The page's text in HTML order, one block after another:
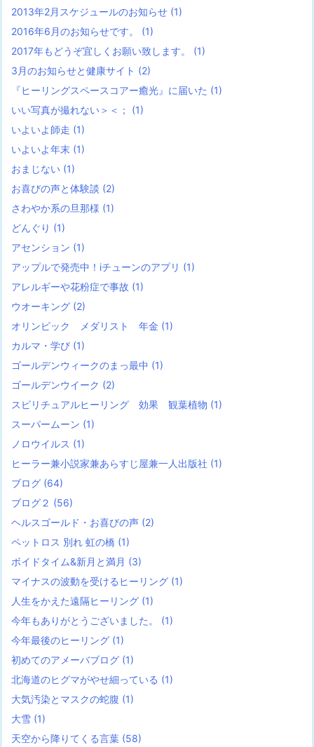
2013年2月スケジュールのお知らせ (1)
2016年6月のお知らせです。 (1)
2017年もどうぞ宜しくお願い致します。 (1)
3月のお知らせと健康サイト (2)
『ヒーリングスペースコアー癒光』に届いた (1)
いい写真が撮れない＞＜； (1)
いよいよ師走 (1)
いよいよ年末 (1)
おまじない (1)
お喜びの声と体験談 (2)
さわやか系の旦那様 (1)
どんぐり (1)
アセンション (1)
アップルで発売中！iチューンのアプリ (1)
アレルギーや花粉症で事故 (1)
ウオーキング (2)
オリンピック メダリスト 年金 (1)
カルマ・学び (1)
ゴールデンウィークのまっ最中 (1)
ゴールデンウイーク (2)
スピリチュアルヒーリング 効果 観葉植物 (1)
スーパームーン (1)
ノロウイルス (1)
ヒーラー兼小説家兼あらすじ屋兼一人出版社 (1)
ブログ (64)
ブログ２ (56)
ヘルスゴールド・お喜びの声 (2)
ペットロス 別れ 虹の橋 (1)
ボイドタイム&新月と満月 (3)
マイナスの波動を受けるヒーリング (1)
人生をかえた遠隔ヒーリング (1)
今年もありがとうございました。 (1)
今年最後のヒーリング (1)
初めてのアメーバブログ (1)
北海道のヒグマがやせ細っている (1)
大気汚染とマスクの蛇腹 (1)
大雪 (1)
天空から降りてくる言葉 (58)